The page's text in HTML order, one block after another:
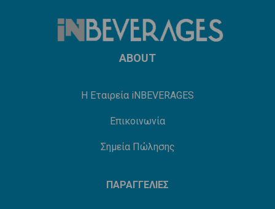
ABOUT
Η Εταιρεία iNBEVERAGES
Επικοινωνία
Σημεία Πώλησης
ΠΑΡΑΓΓΕΛΙΕΣ